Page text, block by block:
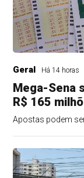
Geral Há 14 horas
Mega-Sena
R$ 165
Apostas podem